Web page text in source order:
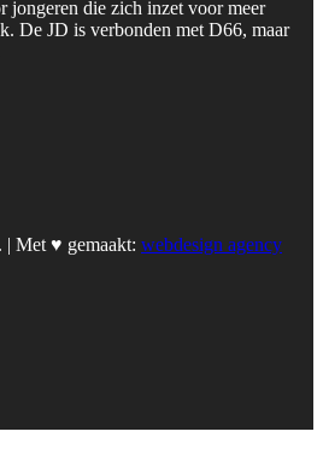
jongeren die zich inzet voor meer
De JD is verbonden met D66, maar
| Met ♥︎ gemaakt: webdesign agency